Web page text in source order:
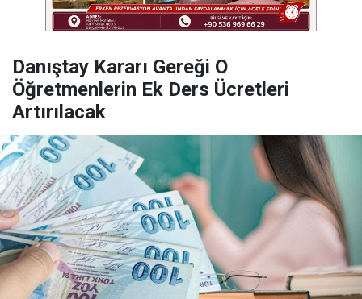
Danıştay Kararı Gereği O
Öğretmenlerin Ek Ders Ücretleri
Artırılacak